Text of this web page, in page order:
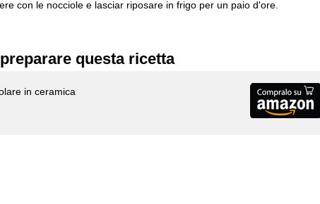
con le nocciole e lasciar riposare in frigo per un paio d'ore.
questa ricetta
in ceramica